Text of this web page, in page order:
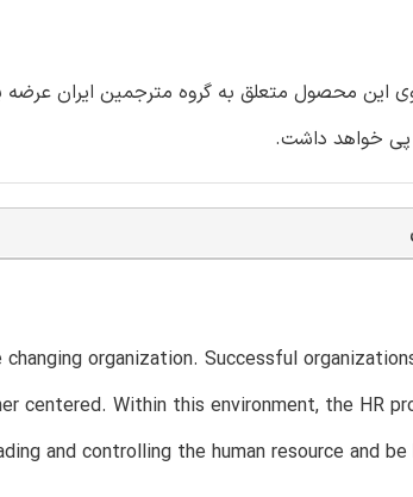
محصول متعلق به گروه مترجمین ایران عرضه
پی خواهد داشت.
organization. Successful
centered. Within this environment, the HR
and controlling the human resource and